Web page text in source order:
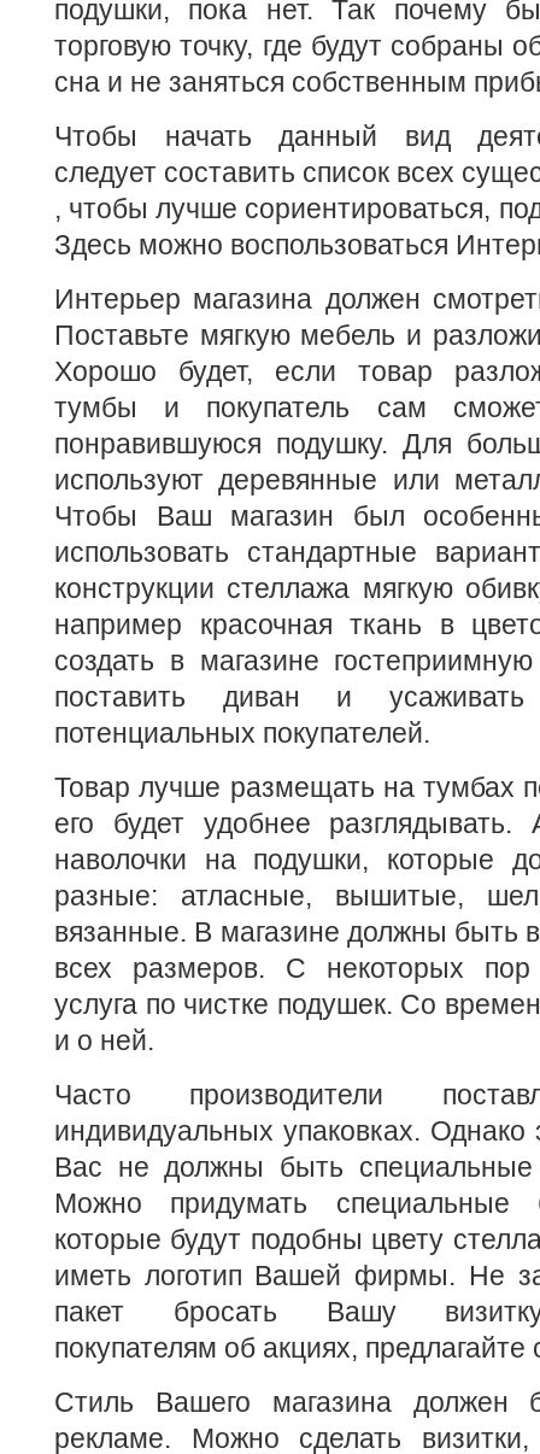
подушки, пока нет. Так почему
торговую точку, где будут собраны
сна и не заняться собственным
Чтобы начать данный вид
следует составить список всех
, чтобы лучше сориентироваться,
Здесь можно воспользоваться
Интерьер магазина должен
Поставьте мягкую мебель и
Хорошо будет, если товар
тумбы и покупатель сам
понравившуюся подушку. Для
используют деревянные или
Чтобы Ваш магазин был
использовать стандартные
конструкции стеллажа мягкую
например красочная ткань в
создать в магазине
поставить диван и
потенциальных покупателей.
Товар лучше размещать на тумбах
его будет удобнее разглядывать.
наволочки на подушки, которые
разные: атласные, вышитые,
вязанные. В магазине должны быть
всех размеров. С некоторых пор
услуга по чистке подушек. Со
и о ней.
Часто производители
индивидуальных упаковках. Однако
Вас не должны быть специальные
Можно придумать специальные
которые будут подобны цвету
иметь логотип Вашей фирмы. Не
пакет бросать Вашу
покупателям об акциях, предлагайте
Стиль Вашего магазина
рекламе. Можно сделать